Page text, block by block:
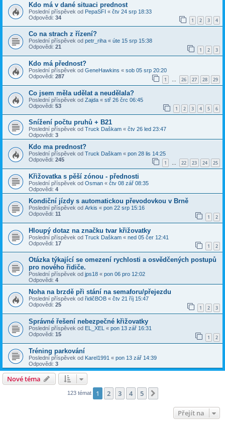
Kdo má v dané situaci prednost
Poslední příspěvek od PepaSFI « čtv 24 srp 18:33
Odpovědi: 34 1 2 3 4
Co na strach z řízení?
Poslední příspěvek od petr_riha « úte 15 srp 15:38
Odpovědi: 21 1 2 3
Kdo má přednost?
Poslední příspěvek od GeneHawkins « sob 05 srp 20:20
Odpovědi: 287 1 … 26 27 28 29
Co jsem měla udělat a neudělala?
Poslední příspěvek od Zajda « stř 26 črc 06:45
Odpovědi: 53 1 2 3 4 5 6
Snížení počtu pruhů + B21
Poslední příspěvek od Truck Daškam « čtv 26 led 23:47
Odpovědi: 3
Kdo ma prednost?
Poslední příspěvek od Truck Daškam « pon 28 lis 14:25
Odpovědi: 245 1 … 22 23 24 25
Křižovatka s pěší zónou - přednosti
Poslední příspěvek od Osman « čtv 08 zář 08:35
Odpovědi: 4
Kondiční jízdy s automatickou převodovkou v Brně
Poslední příspěvek od Arkis « pon 22 srp 15:16
Odpovědi: 11 1 2
Hloupý dotaz na značku tvar křižovatky
Poslední příspěvek od Truck Daškam « ned 05 čer 12:41
Odpovědi: 17 1 2
Otázka týkající se omezení rychlosti a osvědčených postupů
pro nového řidiče.
Poslední příspěvek od jps18 « pon 06 pro 12:02
Odpovědi: 4
Noha na brzdě při stání na semaforu/přejezdu
Poslední příspěvek od řidičBOB « čtv 21 říj 15:47
Odpovědi: 25 1 2 3
Správné řešení nebezpečné křižovatky
Poslední příspěvek od EL_XEL « pon 13 zář 16:31
Odpovědi: 15 1 2
Tréning parkování
Poslední příspěvek od Karel1991 « pon 13 zář 14:39
Odpovědi: 3
Nové téma
123 témat 1 2 3 4 5
Přejít na